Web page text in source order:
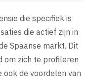
die specifiek is
die actief zijn in
Spaanse markt. Dit
om zich te profileren
de voordelen van